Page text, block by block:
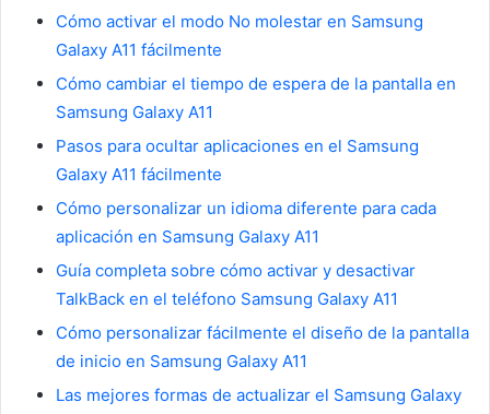
Cómo activar el modo No molestar en Samsung
Galaxy A11 fácilmente
Cómo cambiar el tiempo de espera de la pantalla en
Samsung Galaxy A11
Pasos para ocultar aplicaciones en el Samsung
Galaxy A11 fácilmente
Cómo personalizar un idioma diferente para cada
aplicación en Samsung Galaxy A11
Guía completa sobre cómo activar y desactivar
TalkBack en el teléfono Samsung Galaxy A11
Cómo personalizar fácilmente el diseño de la pantalla
de inicio en Samsung Galaxy A11
Las mejores formas de actualizar el Samsung Galaxy